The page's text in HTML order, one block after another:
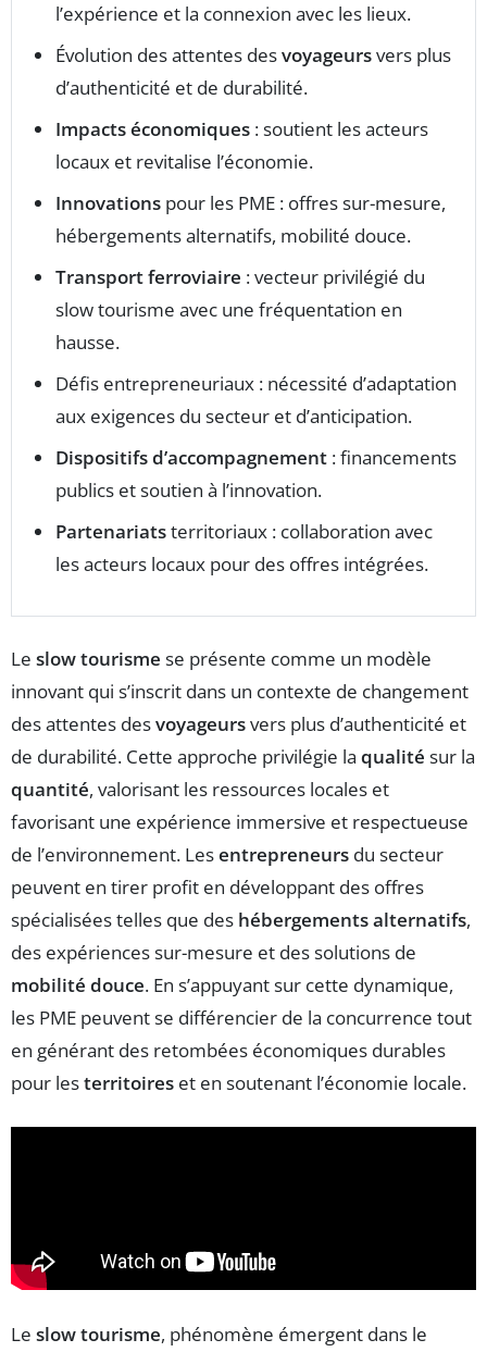
l’expérience et la connexion avec les lieux.
Évolution des attentes desvoyageursvers plus
d’authenticité et de durabilité.
Impacts économiques : soutient les acteurs
locaux et revitalise l’économie.
Innovations pour les PME : offres sur-mesure,
hébergements alternatifs, mobilité douce.
Transport ferroviaire : vecteur privilégié du
slow tourisme avec une fréquentation en
hausse.
Défis entrepreneuriaux : nécessité d’adaptation
aux exigences du secteur et d’anticipation.
Dispositifs d’accompagnement : financements
publics et soutien à l’innovation.
Partenariatsterritoriaux : collaboration avec
les acteurs locaux pour des offres intégrées.
Le slow tourisme se présente comme un modèle
innovant qui s’inscrit dans un contexte de changement
des attentes desvoyageursvers plus d’authenticité et
de durabilité. Cette approche privilégie la qualité sur la
quantité, valorisant les ressources locales et
favorisant une expérience immersive et respectueuse
de l’environnement. Lesentrepreneurs du secteur
peuvent en tirer profit en développant des offres
spécialisées telles que des hébergements alternatifs,
des expériences sur-mesure et des solutions de
mobilité douce. En s’appuyant sur cette dynamique,
les PME peuvent se différencier de la concurrence tout
en générant des retombées économiques durables
pour lesterritoires et en soutenant l’économie locale.
Le slow tourisme, phénomène émergent dans le